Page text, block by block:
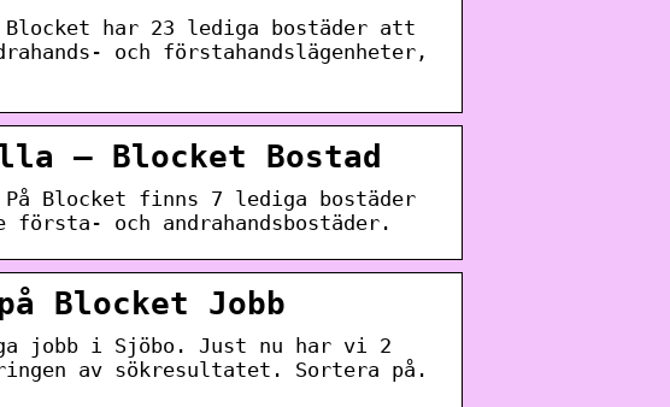
Blocket har 23 lediga bostäder att
och förstahandslägenheter,
– Blocket Bostad
Blocket finns 7 lediga bostäder
och andrahandsbostäder.
Blocket Jobb
jobb i Sjöbo. Just nu har vi 2
av sökresultatet. Sortera på.